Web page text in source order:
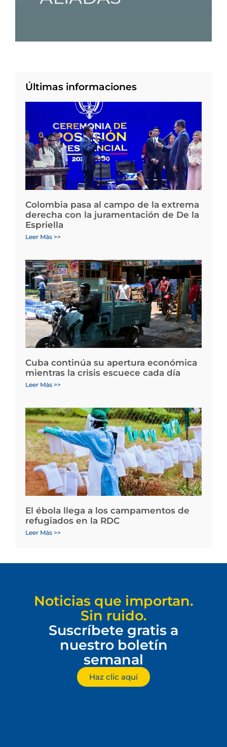
Últimas informaciones
Colombia pasa al campo de la extrema
derecha con la juramentación de De la
Espriella
Leer Más >>
Cuba continúa su apertura económica
mientras la crisis escuece cada día
Leer Más >>
El ébola llega a los campamentos de
refugiados en la RDC
Leer Más >>
Noticias que importan.
Sin ruido.
Suscríbete gratis a
nuestro boletín
semanal
Haz clic aquí